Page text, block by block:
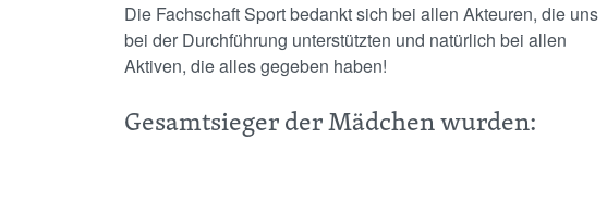
Die Fachschaft Sport bedankt sich bei allen Akteuren, die uns
bei der Durchführung unterstützten und natürlich bei allen
Aktiven, die alles gegeben haben!
Gesamtsieger der Mädchen wurden: